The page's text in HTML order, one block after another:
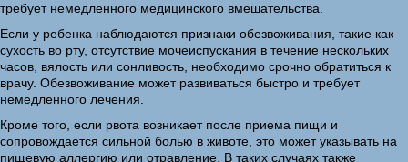
требует немедленного медицинского вмешательства.
Если у ребенка наблюдаются признаки обезвоживания, такие как
сухость во рту, отсутствие мочеиспускания в течение нескольких
часов, вялость или сонливость, необходимо срочно обратиться к
врачу. Обезвоживание может развиваться быстро и требует
немедленного лечения.
Кроме того, если рвота возникает после приема пищи и
сопровождается сильной болью в животе, это может указывать на
пищевую аллергию или отравление. В таких случаях также